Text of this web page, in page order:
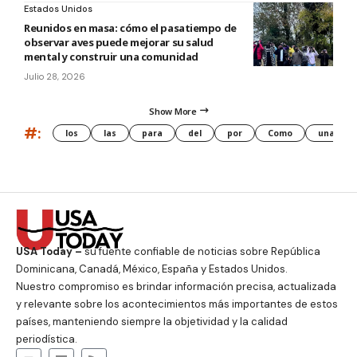
Estados Unidos
Reunidos en masa: cómo el pasatiempo de
observar aves puede mejorar su salud
mental y construir una comunidad
Julio 28, 2026
Show More
#: los las para del por Como una
USA Today –su fuente confiable de noticias sobre República
Dominicana, Canadá, México, España y Estados Unidos.
Nuestro compromiso es brindar información precisa, actualizada
y relevante sobre los acontecimientos más importantes de estos
países, manteniendo siempre la objetividad y la calidad
periodística.